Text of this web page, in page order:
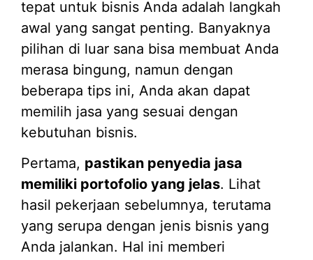
tepat untuk bisnis Anda adalah langkah
awal yang sangat penting. Banyaknya
pilihan di luar sana bisa membuat Anda
merasa bingung, namun dengan
beberapa tips ini, Anda akan dapat
memilih jasa yang sesuai dengan
kebutuhan bisnis.
Pertama, pastikan penyedia jasa
memiliki portofolio yang jelas. Lihat
hasil pekerjaan sebelumnya, terutama
yang serupa dengan jenis bisnis yang
Anda jalankan. Hal ini memberi